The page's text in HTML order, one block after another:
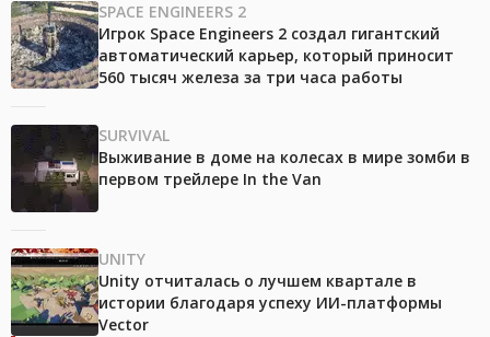
SPACE ENGINEERS 2
Игрок Space Engineers 2 создал гигантский
автоматический карьер, который приносит
560 тысяч железа за три часа работы
SURVIVAL
Выживание в доме на колесах в мире зомби в
первом трейлере In the Van
UNITY
Unity отчиталась о лучшем квартале в
истории благодаря успеху ИИ-платформы
Vector